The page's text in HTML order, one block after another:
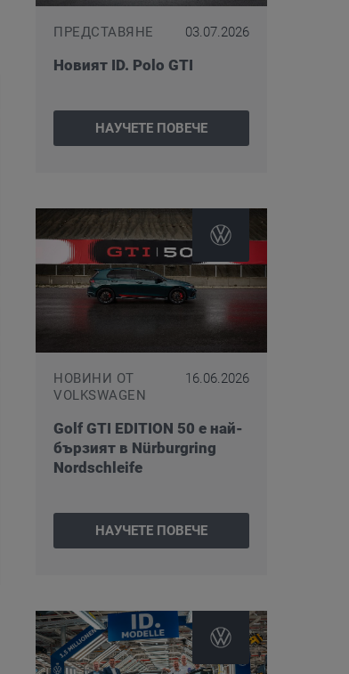
ПРЕДСТАВЯНЕ 03.07.2026
Новият ID. Polo GTI
НАУЧЕТЕ ПОВЕЧЕ
НОВИНИ ОТ
VOLKSWAGEN
16.06.2026
Golf GTI EDITION 50 е най-
бързият в Nürburgring
Nordschleife
НАУЧЕТЕ ПОВЕЧЕ